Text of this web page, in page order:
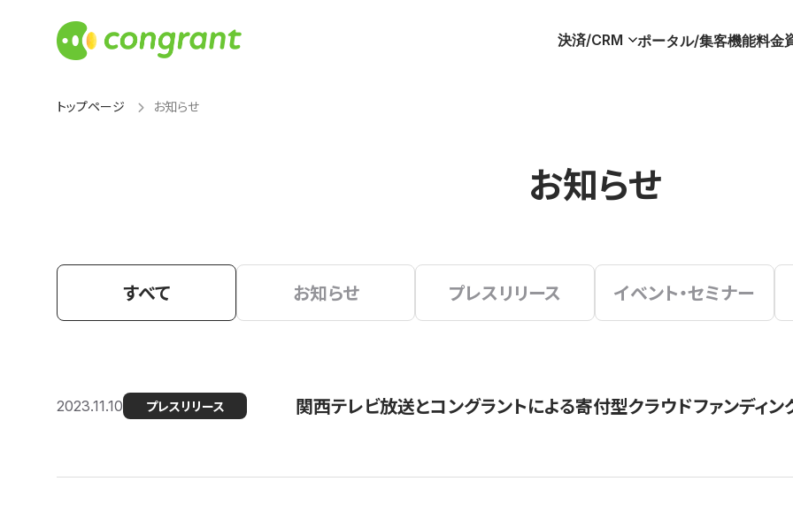
決済/CRM ポータル/集客機能料金
トップページ お知らせ
お知らせ
すべて お知らせ プレスリリース イベント・セミナー
2023.11.10 プレスリリース 関西テレビ放送とコングラントによる寄付型クラウドファンディ